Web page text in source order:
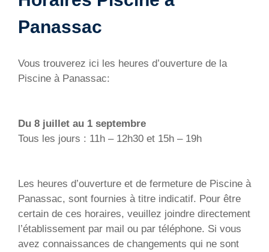
Panassac
Vous trouverez ici les heures d’ouverture de la
Piscine à Panassac:
Du 8 juillet au 1 septembre
Tous les jours : 11h – 12h30 et 15h – 19h
Les heures d’ouverture et de fermeture de Piscine à
Panassac, sont fournies à titre indicatif. Pour être
certain de ces horaires, veuillez joindre directement
l’établissement par mail ou par téléphone. Si vous
avez connaissances de changements qui ne sont